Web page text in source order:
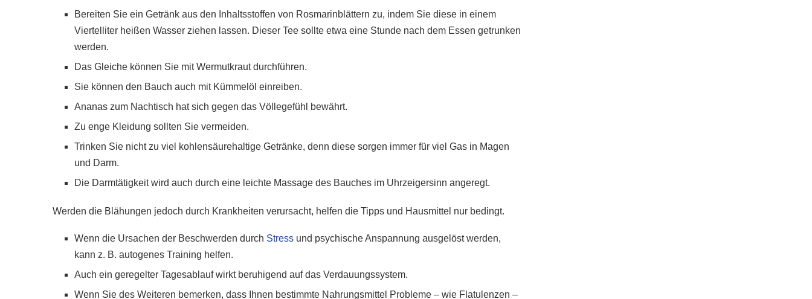
Bereiten Sie ein Getränk aus den Inhaltsstoffen von Rosmarinblättern zu, indem Sie diese in einem
Viertelliter heißen Wasser ziehen lassen. Dieser Tee sollte etwa eine Stunde nach dem Essen getrunken
werden.
Das Gleiche können Sie mit Wermutkraut durchführen.
Sie können den Bauch auch mit Kümmelöl einreiben.
Ananas zum Nachtisch hat sich gegen das Völlegefühl bewährt.
Zu enge Kleidung sollten Sie vermeiden.
Trinken Sie nicht zu viel kohlensäurehaltige Getränke, denn diese sorgen immer für viel Gas in Magen
und Darm.
Die Darmtätigkeit wird auch durch eine leichte Massage des Bauches im Uhrzeigersinn angeregt.
Werden die Blähungen jedoch durch Krankheiten verursacht, helfen die Tipps und Hausmittel nur bedingt.
Wenn die Ursachen der Beschwerden durch Stress und psychische Anspannung ausgelöst werden,
kann z. B. autogenes Training helfen.
Auch ein geregelter Tagesablauf wirkt beruhigend auf das Verdauungssystem.
Wenn Sie des Weiteren bemerken, dass Ihnen bestimmte Nahrungsmittel Probleme – wie Flatulenzen –